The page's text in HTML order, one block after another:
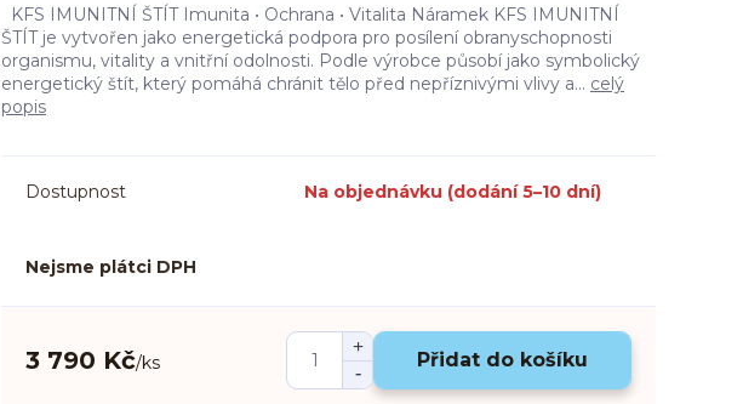
KFS IMUNITNÍ ŠTÍT Imunita • Ochrana • Vitalita Náramek KFS IMUNITNÍ
ŠTÍT je vytvořen jako energetická podpora pro posílení obranyschopnosti
organismu, vitality a vnitřní odolnosti. Podle výrobce působí jako symbolický
energetický štít, který pomáhá chránit tělo před nepříznivými vlivy a... celý
popis
Dostupnost Na objednávku (dodání 5–10 dní)
Nejsme plátci DPH
3 790 Kč/ks Přidat do košíku